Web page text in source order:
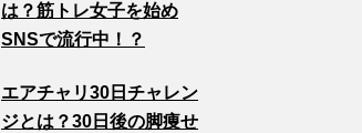
は？筋トレ女子を始め
SNSで流行中！？
エアチャリ30日チャレン
ジとは？30日後の脚痩せ